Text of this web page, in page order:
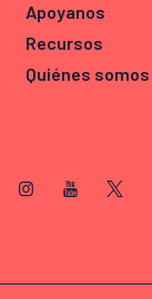
Apoyanos
Recursos
Quiénes somos